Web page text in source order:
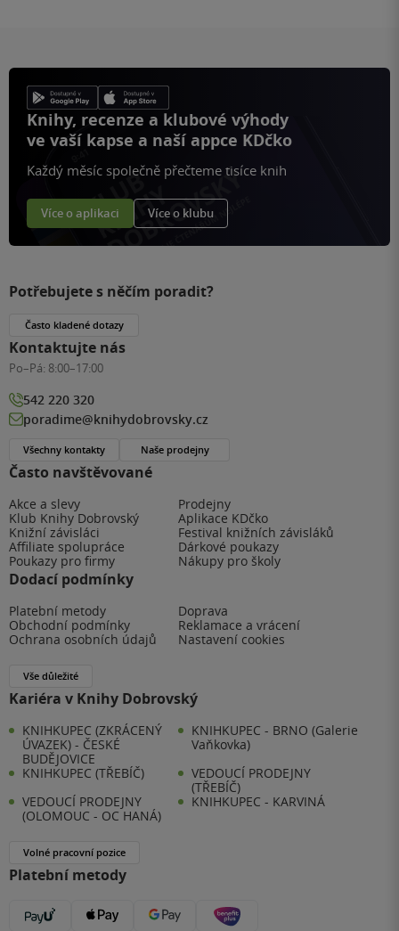
Knihy, recenze a klubové výhody
ve vaší kapse a naší appce KDčko
Každý měsíc společně přečteme tisíce knih
Více o aplikaci Více o klubu
Často navštěvované
Akce a slevy
Prodejny
Klub Knihy Dobrovský
Aplikace KDčko
Knižní závisláci
Festival knižních závisláků
Affiliate spolupráce
Dárkové poukazy
Poukazy pro firmy
Nákupy pro školy
Dodací podmínky
Platební metody
Doprava
Obchodní podmínky
Reklamace a vrácení
Ochrana osobních údajů
Nastavení cookies
Vše důležité
Kariéra v Knihy Dobrovský
KNIHKUPEC (ZKRÁCENÝ
ÚVAZEK) - ČESKÉ
BUDĚJOVICE
KNIHKUPEC - BRNO (Galerie
Vaňkovka)
KNIHKUPEC (TŘEBÍČ)
VEDOUCÍ PRODEJNY
(TŘEBÍČ)
VEDOUCÍ PRODEJNY
(OLOMOUC - OC HANÁ)
KNIHKUPEC - KARVINÁ
Volné pracovní pozice
Platební metody
Potřebujete s něčím poradit?
Často kladené dotazy
Kontaktujte nás
Po–Pá: 8:00–17:00
542 220 320
poradime@knihydobrovsky.cz
Všechny kontakty Naše prodejny